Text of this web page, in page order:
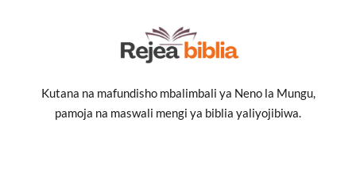
Kutana na mafundisho mbalimbali ya Neno la Mungu,
pamoja na maswali mengi ya biblia yaliyojibiwa.